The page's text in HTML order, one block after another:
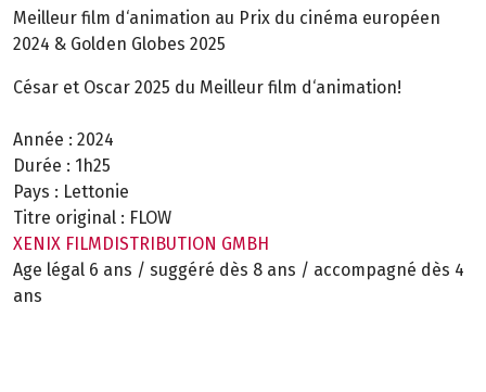
Meilleur film d‘animation au Prix du cinéma européen
2024 & Golden Globes 2025
César et Oscar 2025 du Meilleur film d‘animation!
Année : 2024
Durée : 1h25
Pays : Lettonie
Titre original : FLOW
XENIX FILMDISTRIBUTION GMBH
Age légal 6 ans / suggéré dès 8 ans / accompagné dès 4
ans